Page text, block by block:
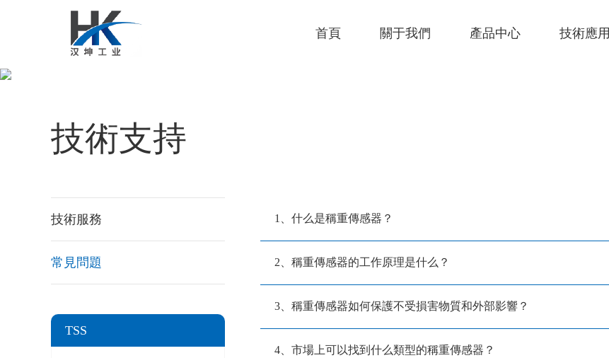
首頁 關于我們 產品中心 技術應用
技術支持
技術服務
常見問題
TSS
1、什么是稱重傳感器？
2、稱重傳感器的工作原理是什么？
3、稱重傳感器如何保護不受損害物質和外部影響？
4、市場上可以找到什么類型的稱重傳感器？